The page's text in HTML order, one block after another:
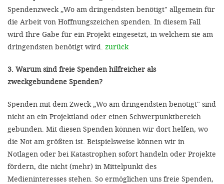
Spendenzweck „Wo am dringendsten benötigt" allgemein für
die Arbeit von Hoffnungszeichen spenden. In diesem Fall
wird Ihre Gabe für ein Projekt eingesetzt, in welchem sie am
dringendsten benötigt wird. zurück
3. Warum sind freie Spenden hilfreicher als
zweckgebundene Spenden?
Spenden mit dem Zweck „Wo am dringendsten benötigt" sind
nicht an ein Projektland oder einen Schwerpunktbereich
gebunden. Mit diesen Spenden können wir dort helfen, wo
die Not am größten ist. Beispielsweise können wir in
Notlagen oder bei Katastrophen sofort handeln oder Projekte
fördern, die nicht (mehr) in Mittelpunkt des
Medieninteresses stehen. So ermöglichen uns freie Spenden,